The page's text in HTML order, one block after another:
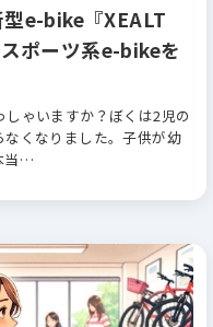
型e-bike『XEALT
ポーツ系e-bikeを
ゃいますか？ぼくは2児の
くなりました。子供が幼
当…